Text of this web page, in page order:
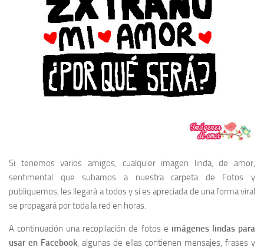
Si tenemos varios amigos, cualquier imagen linda, de amor,
sentimental que subamos a nuestra carpeta de Fotos y
publiquemos, les llegará a todos y si es apreciada de una forma viral
se propagará por toda la red en horas.
A continuación una recopilación de fotos e imágenes lindas para
usar en Facebook, algunas de ellas contienen mensajes, frases y